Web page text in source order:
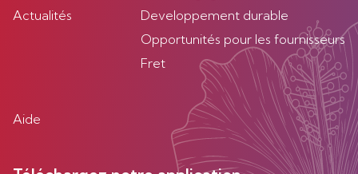
Actualités
Developpement durable
Opportunités pour les fournisseurs
Fret
Aide